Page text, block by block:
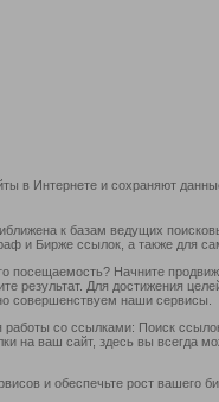
в Интернете и сохраняют
к базам ведущих
и Бирже ссылок, а также для
посещаемость? Начните
результат. Для достижения
совершенствуем наши сервисы.
со ссылками: Поиск
на ваш сайт, здесь вы всегда
и обеспечьте рост вашего